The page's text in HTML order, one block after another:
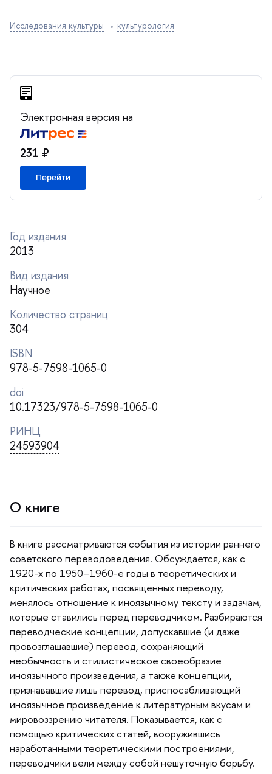
Исследования культуры культурология
Электронная версия на
231 ₽
Перейти
Год издания
2013
ид издания
Научное
Количество страниц
304
ISBN
978-5-7598-1065-0
doi
10.17323/978-5-7598-1065-0
РИНЦ
24593904
О книге
книге рассматриваются события из истории раннего
советского переводоведения. Обсуждается, как с
1920-х по 1950–1960-е годы в теоретических и
критических работах, посвященных переводу,
менялось отношение к иноязычному тексту и задачам,
которые ставились перед переводчиком. Разбираются
переводческие концепции, допускавшие (и даже
провозглашавшие) перевод, сохраняющий
необычность и стилистическое своеобразие
иноязычного произведения, а также концепции,
признававшие лишь перевод, приспосабливающий
иноязычное произведение к литературным вкусам и
мировоззрению читателя. Показывается, как с
помощью критических статей, вооружившись
наработанными теоретическими построениями,
переводчики вели между собой нешуточную борьбу.